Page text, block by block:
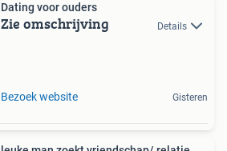
Dating voor ouders
Zie omschrijving Details
Bezoek website Gisteren